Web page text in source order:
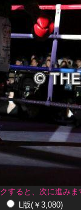
すると、次に進みま
L版(￥3,080)